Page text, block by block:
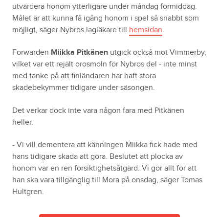
utvärdera honom ytterligare under måndag förmiddag.
Målet är att kunna få igång honom i spel så snabbt som
möjligt, säger Nybros lagläkare till hemsidan.
Forwarden Miikka Pitkänen utgick också mot Vimmerby,
vilket var ett rejält orosmoln för Nybros del - inte minst
med tanke på att finländaren har haft stora
skadebekymmer tidigare under säsongen.
Det verkar dock inte vara någon fara med Pitkänen
heller.
- Vi vill dementera att känningen Miikka fick hade med
hans tidigare skada att göra. Beslutet att plocka av
honom var en ren försiktighetsåtgärd. Vi gör allt för att
han ska vara tillgänglig till Mora på onsdag, säger Tomas
Hultgren.